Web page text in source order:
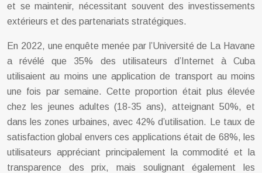
et se maintenir, nécessitant souvent des investissements
extérieurs et des partenariats stratégiques.
En 2022, une enquête menée par l’Université de La Havane
a révélé que 35% des utilisateurs d’Internet à Cuba
utilisaient au moins une application de transport au moins
une fois par semaine. Cette proportion était plus élevée
chez les jeunes adultes (18-35 ans), atteignant 50%, et
dans les zones urbaines, avec 42% d’utilisation. Le taux de
satisfaction global envers ces applications était de 68%, les
utilisateurs appréciant principalement la commodité et la
transparence des prix, mais soulignant également les